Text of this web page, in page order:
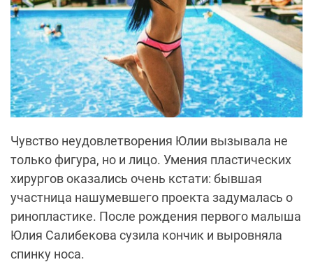
Чувство неудовлетворения Юлии вызывала не
только фигура, но и лицо. Умения пластических
хирургов оказались очень кстати: бывшая
участница нашумевшего проекта задумалась о
ринопластике. После рождения первого малыша
Юлия Салибекова сузила кончик и выровняла
спинку носа.